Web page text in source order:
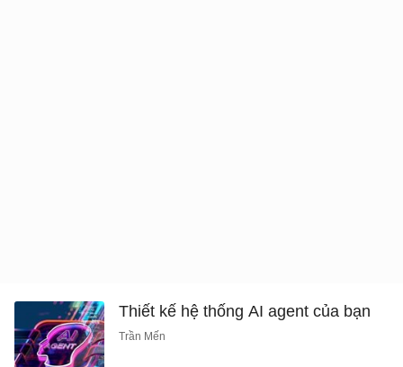
Thiết kế hệ thống AI agent của bạn
Trần Mến